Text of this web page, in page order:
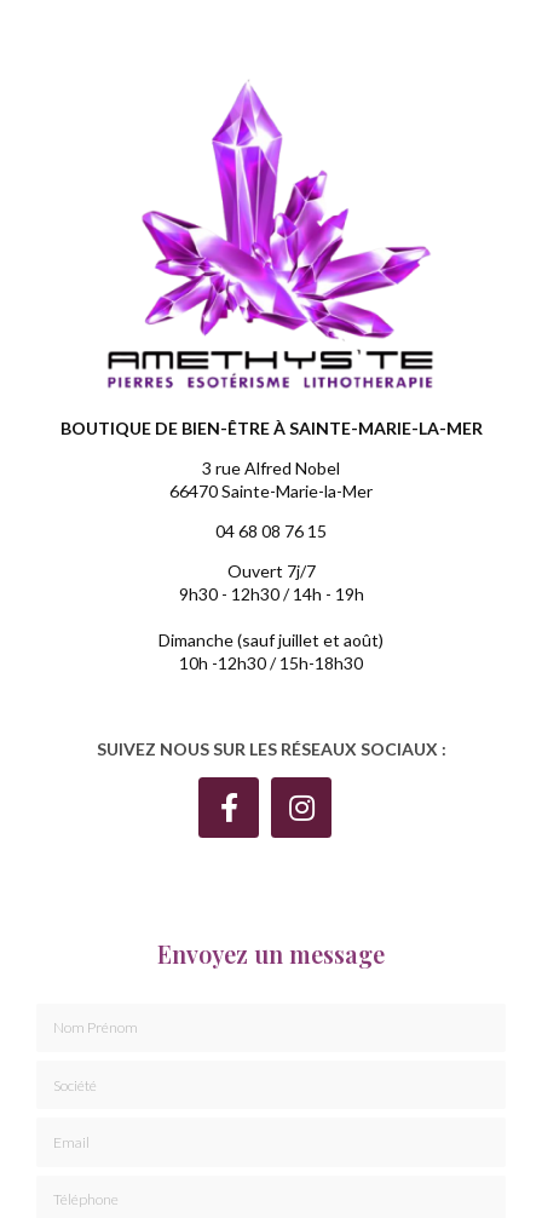
BOUTIQUE DE BIEN-ÊTRE À SAINTE-MARIE-LA-MER
3 rue Alfred Nobel
66470 Sainte-Marie-la-Mer
04 68 08 76 15
Ouvert 7j/7
9h30 - 12h30 / 14h - 19h
Dimanche (sauf juillet et août)
10h -12h30 / 15h-18h30
SUIVEZ NOUS SUR LES RÉSEAUX SOCIAUX :
Envoyez un message